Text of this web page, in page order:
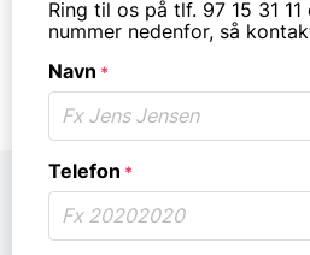
© Copyright. All
Ring til os på tlf. 97 15 31
nummer nedenfor, så
Navn *
Telefon *